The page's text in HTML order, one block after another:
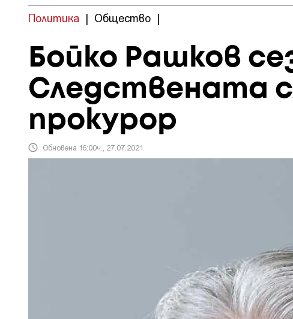
Политика | Общество |
Бойко Рашков
Следствената
прокурор
Обновена 16:00ч., 27.07.2021